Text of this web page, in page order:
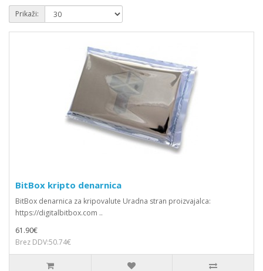
Prikaži:
BitBox kripto denarnica
BitBox denarnica za kripovalute Uradna stran proizvajalca:
https://digitalbitbox.com ..
61.90€
Brez DDV:50.74€